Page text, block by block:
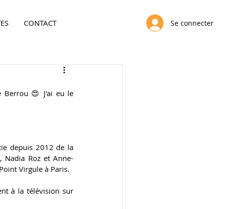
CONTACT Se connecter
Berrou 😍 J'ai eu le
depuis 2012 de la
Nadia Roz et Anne-
Virgule à Paris.
à la télévision sur